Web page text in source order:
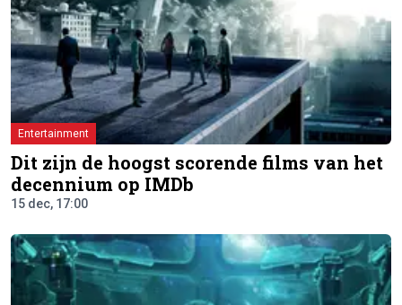
Entertainment
Dit zijn de hoogst scorende films van het
decennium op IMDb
15 dec, 17:00